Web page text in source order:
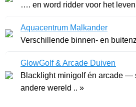
…. en word ridder voor het
Aquacentrum Malkander
Verschillende binnen- en
GlowGolf & Arcade Duiven
Blacklight minigolf én arcade —
andere wereld .. »